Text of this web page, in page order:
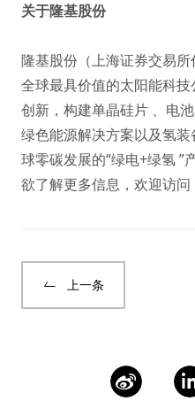
关于隆基股份
隆基股份（上海证券交易
全球最具价值的太阳能科
创新，构建单晶硅片 、电
绿色能源解决方案以及氢
球零碳发展的“绿电+绿氢 ”
欲了解更多信息，欢迎访问
上一条